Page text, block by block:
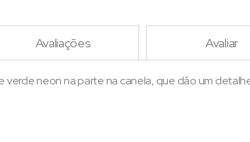
Avaliações Avaliar
neon na parte na canela, que dão um